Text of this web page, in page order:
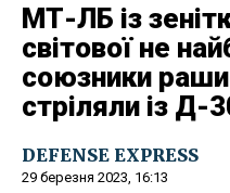
МТ-ЛБ із
світової не
союзники
стріляли із Д-
DEFENSE EXPRESS
29 березня 2023, 16:13